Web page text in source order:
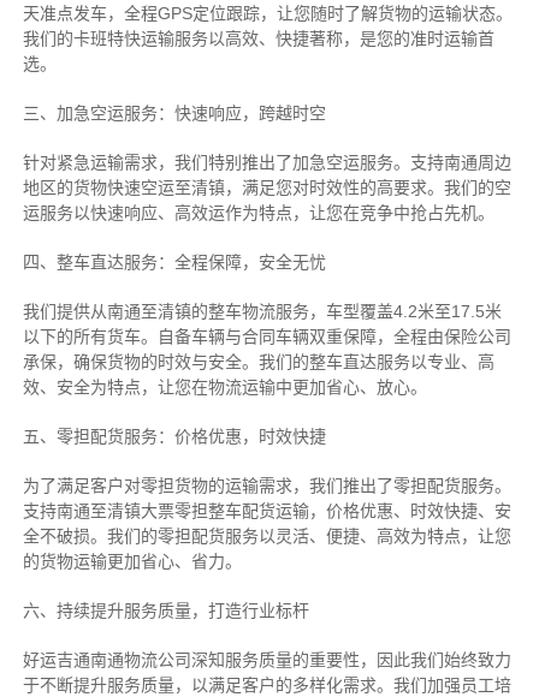
天准点发车，全程GPS定位跟踪，让您随时了解货物的运输状态。
我们的卡班特快运输服务以高效、快捷著称，是您的准时运输首
选。
三、加急空运服务：快速响应，跨越时空
针对紧急运输需求，我们特别推出了加急空运服务。支持南通周边
地区的货物快速空运至清镇，满足您对时效性的高要求。我们的空
运服务以快速响应、高效运作为特点，让您在竞争中抢占先机。
四、整车直达服务：全程保障，安全无忧
我们提供从南通至清镇的整车物流服务，车型覆盖4.2米至17.5米
以下的所有货车。自备车辆与合同车辆双重保障，全程由保险公司
承保，确保货物的时效与安全。我们的整车直达服务以专业、高
效、安全为特点，让您在物流运输中更加省心、放心。
五、零担配货服务：价格优惠，时效快捷
为了满足客户对零担货物的运输需求，我们推出了零担配货服务。
支持南通至清镇大票零担整车配货运输，价格优惠、时效快捷、安
全不破损。我们的零担配货服务以灵活、便捷、高效为特点，让您
的货物运输更加省心、省力。
六、持续提升服务质量，打造行业标杆
好运吉通南通物流公司深知服务质量的重要性，因此我们始终致力
于不断提升服务质量，以满足客户的多样化需求。我们加强员工培